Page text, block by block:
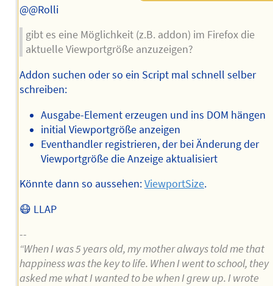
@@Rolli
gibt es eine Möglichkeit (z.B. addon) im Firefox die
aktuelle Viewportgröße anzuzeigen?
Addon suchen oder so ein Script mal schnell selber
schreiben:
Ausgabe-Element erzeugen und ins DOM hängen
initial Viewportgröße anzeigen
Eventhandler registrieren, der bei Änderung der
Viewportgröße die Anzeige aktualisiert
Könnte dann so aussehen:ViewportSize.
😷 LLAP
--
“When I was 5 years old, my mother always told me that
happiness was the key to life. When I went to school, they
asked me what I wanted to be when I grew up. I wrote